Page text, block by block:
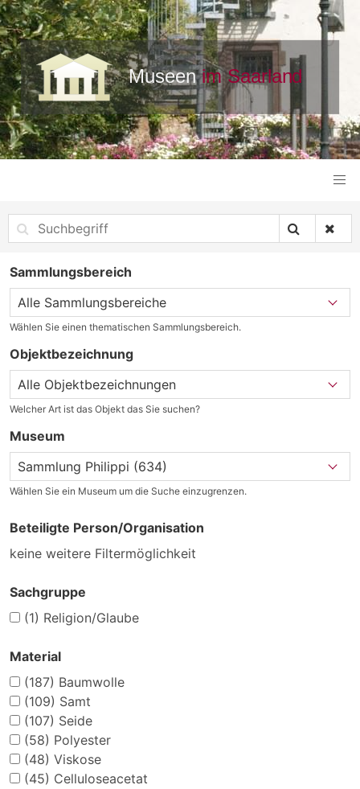
Sammlungsbereich
Wählen Sie einen thematischen Sammlungsbereich.
Objektbezeichnung
Welcher Art ist das Objekt das Sie suchen?
Museum
Wählen Sie ein Museum um die Suche einzugrenzen.
Beteiligte Person/Organisation
keine weitere Filtermöglichkeit
Sachgruppe
(1) Religion/Glaube
Material
(187) Baumwolle
(109) Samt
(107) Seide
(58) Polyester
(48) Viskose
(45) Celluloseacetat